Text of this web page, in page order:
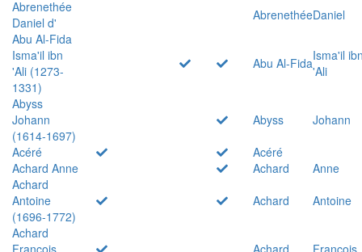
Abrenethée
Daniel d'
AbrenethéeDaniel
Abu Al-Fida
Isma'il ibn
'Ali (1273-
1331)
Abu Al-FidaIsma'il
'Ali
Abyss
Johann
(1614-1697)
Abyss
Johann
Acéré
Acéré
Achard Anne
Achard
Anne
Achard
Antoine
(1696-1772)
Achard
Antoine
Achard
François
Achard
François